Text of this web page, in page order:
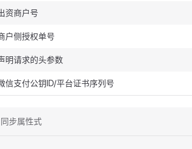
资商户号
户侧授权单号
明请求的头参数
信支付公钥ID/平台证书序列号
同步属性式